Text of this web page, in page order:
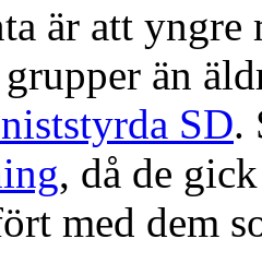
är att
än
SD.
, då de
med dem